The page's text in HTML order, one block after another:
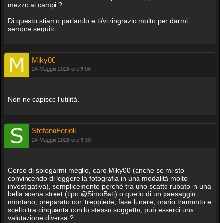
mezzo ai campi ?
Di questo stiamo parlando e ti/vi ringrazio molto per darmi
sempre seguito.
Miky00
24 Maggio 2026 ore 9:04
Non ne capisco l'utilità.
StefanoFerioli
24 Maggio 2026 ore 9:30
Cerco di spiegarmi meglio, caro Miky00 (anche se mi sto
convincendo di leggere la fotografia in una modalità molto
investigativa), semplicemente perché tra uno scatto rubato in una
bella scena street (tipo @SimoBati) o quello di un paesaggio
montano, preparato con treppiede, fase lunare, orario tramonto e
scelto tra cinquanta con lo stesso soggetto, può esserci una
valutazione diversa ?